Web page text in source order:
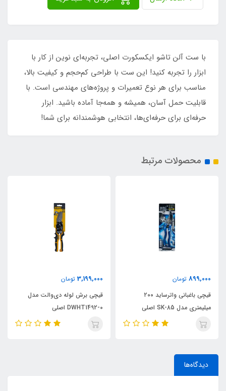
با ست آلن تاشو ایکسکورت اصلی، تجربه‌ای نوین از کار با
ابزار را تجربه کنید! این ست با طراحی کم‌حجم و کیفیت بالا،
مناسب برای هر نوع تعمیرات و پروژه‌های مهندسی است. با
قابلیت حمل آسان، همیشه و همه‌جا آماده باشید. ابزار
حرفه‌ای برای حرفه‌ای‌ها، انتخابی هوشمندانه برای شما!
محصولات مرتبط
899,000 تومان
قیچی باغبانی واترساید ۲۰۰
میلیمتری مدل SK-85 اصلی
3,199,000 تومان
قیچی برش لوله دی‌والت مدل
DWHT1492-0 اصلی
دیدگاه‌ها